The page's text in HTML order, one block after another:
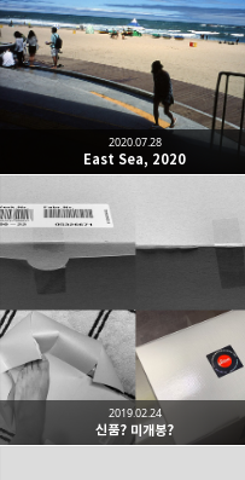
East Sea, 2020
2020.07.28
신품? 미개봉?
2019.02.24